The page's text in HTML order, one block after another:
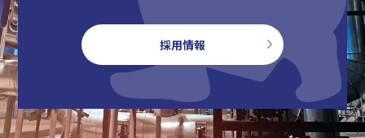
採用情報